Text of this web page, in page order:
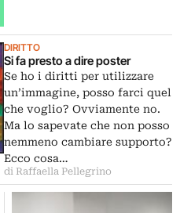
DIRITTO
Si fa presto a dire poster
Se ho i diritti per utilizzare
un’immagine, posso farci quel
che voglio? Ovviamente no.
Ma lo sapevate che non posso
nemmeno cambiare supporto?
Ecco cosa…
di Raffaella Pellegrino